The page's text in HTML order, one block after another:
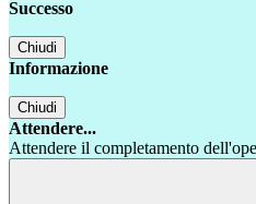
Successo
Chiudi
Informazione
Chiudi
Attendere...
Attendere il completamento